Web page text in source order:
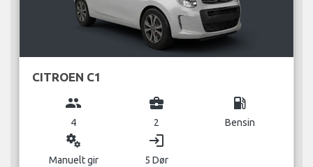
CITROEN C1
group
4
business_center
2
local_gas_station
Bensin
miscellaneous_services
Manuelt gir
login
5 Dør